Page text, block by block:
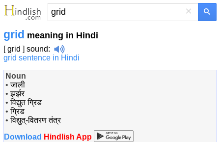
×
grid meaning in Hindi
[ grid ] sound:
grid sentence in Hindi
Noun
•जाली
•झर्झर
•विद्युत ग्रिड
•ग्रिड
•विद्युत्-वितरण तंत्र
Download Hindlish App